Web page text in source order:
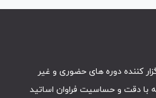
کننده دوره های حضوری و غیر
دقت و حساسیت فراوان اساتید